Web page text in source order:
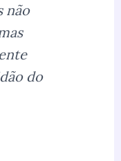
não
do